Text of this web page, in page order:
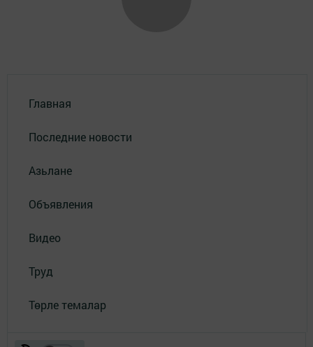
Главная
Последние новости
Азьлане
Объявления
Видео
Труд
Төрле темалар